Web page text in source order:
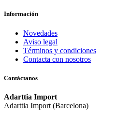
Información
Novedades
Aviso legal
Términos y condiciones
Contacta con nosotros
Contáctanos
Adarttia Import
Adarttia Import (Barcelona)